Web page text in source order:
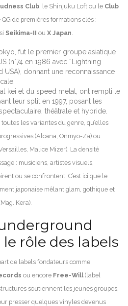
Club , le Shinjuku Loft ou le Club
QG de premières formations clés :
Seikima-II ou X Japan
fut le premier groupe asiatique
(n°74 en 1986 avec “Lightning
USA), donnant une reconnaissance
kei et du speed metal, ont rempli le
leur split en 1997, posant les
théâtrale et hybride.
les variantes du genre, qu’elles
(Alcana, Onmyo-Za) ou
Malice Mizer). La densité
: musiciens, artistes visuels,
ou se confrontent. C’est ici que le
japonaise mêlant glam, gothique et
Kera).
rôle des labels
de labels fondateurs comme
ou encore Free-Will (label
soutiennent les jeunes groupes,
presser quelques vinyles devenus